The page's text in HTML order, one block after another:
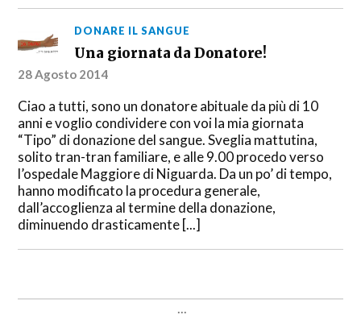
DONARE IL SANGUE
Una giornata da Donatore!
28 Agosto 2014
Ciao a tutti, sono un donatore abituale da più di 10
anni e voglio condividere con voi la mia giornata
“Tipo” di donazione del sangue. Sveglia mattutina,
solito tran-tran familiare, e alle 9.00 procedo verso
l’ospedale Maggiore di Niguarda. Da un po’ di tempo,
hanno modificato la procedura generale,
dall’accoglienza al termine della donazione,
diminuendo drasticamente [...]
...